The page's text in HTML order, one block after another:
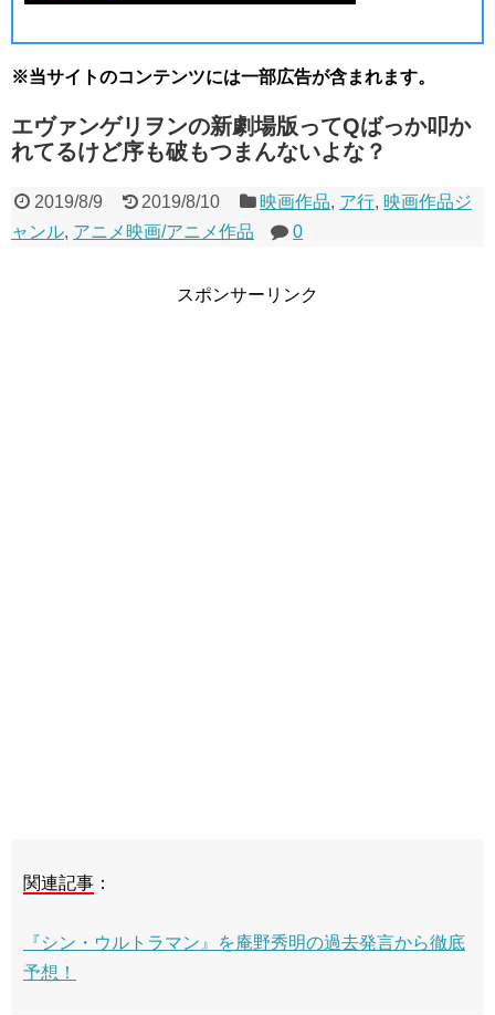
※当サイトのコンテンツには一部広告が含まれます。
エヴァンゲリヲンの新劇場版ってQばっか叩か
れてるけど序も破もつまんないよな？
2019/8/9 2019/8/10 映画作品, ア行, 映画作品ジ
ャンル, アニメ映画/アニメ作品 0
スポンサーリンク
関連記事 ：
『シン・ウルトラマン』を庵野秀明の過去発言から徹底
予想！